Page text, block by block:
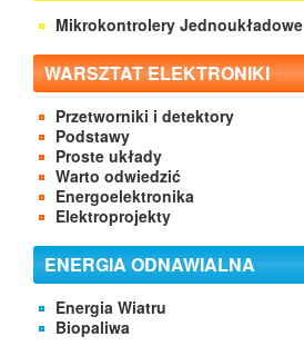
Mikrokontrolery Jednoukładowe
WARSZTAT ELEKTRONIKI
Przetworniki i detektory
Podstawy
Proste układy
Warto odwiedzić
Energoelektronika
Elektroprojekty
ENERGIA ODNAWIALNA
Energia Wiatru
Biopaliwa